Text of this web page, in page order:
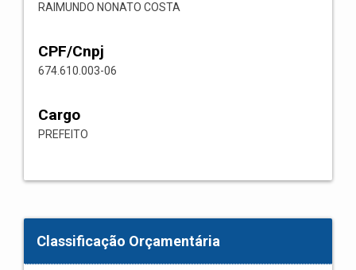
RAIMUNDO NONATO COSTA
CPF/Cnpj
674.610.003-06
Cargo
PREFEITO
Classificação Orçamentária